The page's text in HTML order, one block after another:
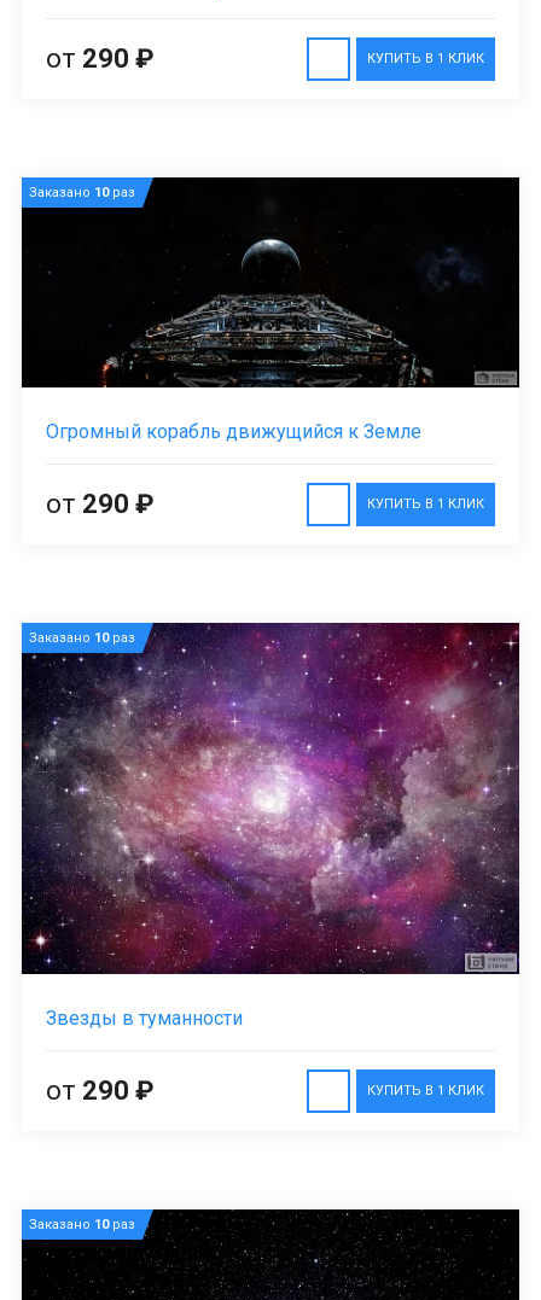
КУПИТЬ В 1 КЛИК
от 290 ₽
Заказано 10раз
Огромный корабль движущийся к Земле
КУПИТЬ В 1 КЛИК
от 290 ₽
Заказано 10раз
Звезды в туманности
КУПИТЬ В 1 КЛИК
от 290 ₽
Заказано 10раз